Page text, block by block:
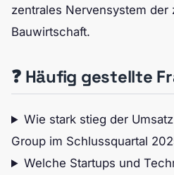
zentrales Nervensystem der
Bauwirtschaft.
❓ Häufig gestellte
Wie stark stieg der
Group im Schlussquartal
Welche Startups und